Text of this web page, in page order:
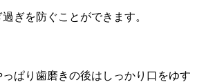
ぎを防ぐことができます。
っぱり歯磨きの後はしっかり口をゆす